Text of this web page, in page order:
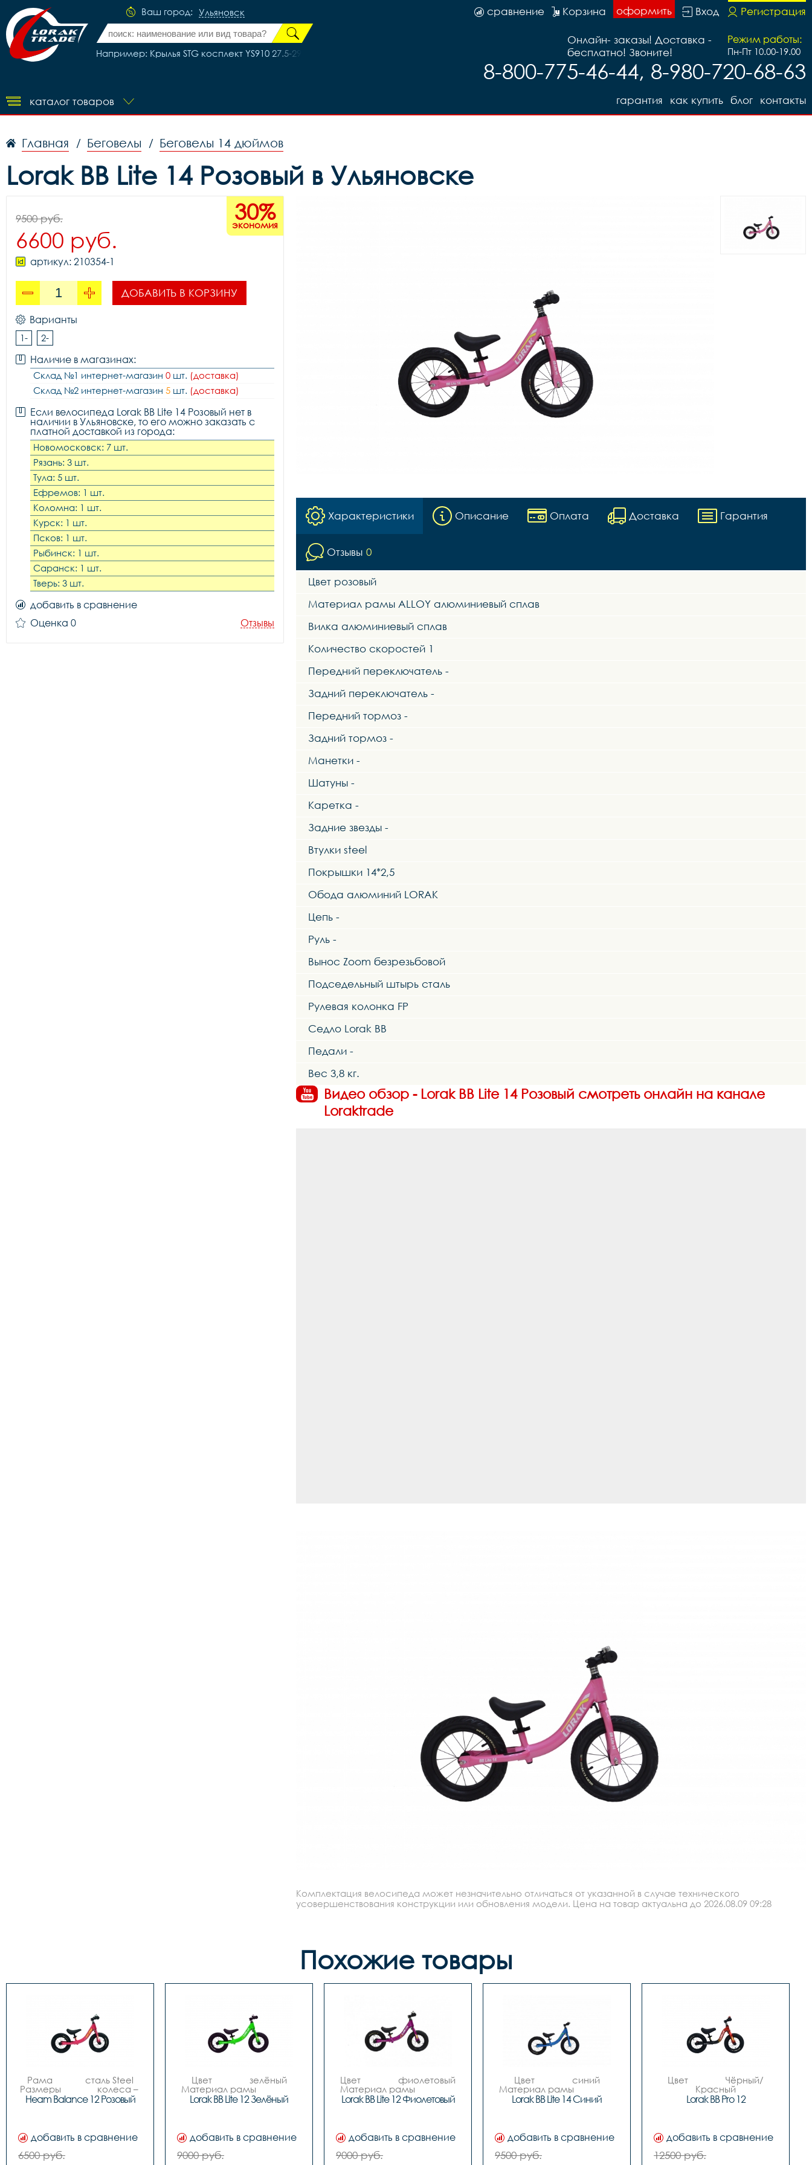
Ваш город: Ульяновск
Например: Крылья STG косплект YS910 27.5-29 X94992
Регистрация
Вход
оформить
Корзина
сравнение
Режим работы:
Пн-Пт 10.00-19.00
Онлайн- заказы! Доставка -
бесплатно! Звоните!
8-800-775-46-44, 8-980-720-68-63
каталог товаров контакты
блог
как купить
гарантия
Главная / Беговелы / Беговелы 14 дюймов
Lorak BB Lite 14 Розовый в Ульяновске
30%
экономия
9500 руб.
6600 руб.
артикул: 210354-1
ДОБАВИТЬ В КОРЗИНУ
Варианты
1- 2-
Наличие в магазинах:
Склад №1 интернет-магазин 0 шт. (доставка)
Склад №2 интернет-магазин 5 шт. (доставка)
Если велосипеда Lorak BB Lite 14 Розовый нет в
наличии в Ульяновске, то его можно заказать с
платной доставкой из города:
Новомосковск: 7 шт.
Рязань: 3 шт.
Тула: 5 шт.
Ефремов: 1 шт.
Коломна: 1 шт.
Курск: 1 шт.
Псков: 1 шт.
Рыбинск: 1 шт.
Саранск: 1 шт.
Тверь: 3 шт.
добавить в сравнение
Оценка 0
Отзывы
Характеристики Описание Оплата Доставка Гарантия
Отзывы 0
Цвет розовый
Материал рамы ALLOY алюминиевый сплав
Вилка алюминиевый сплав
Количество скоростей 1
Передний переключатель -
Задний переключатель -
Передний тормоз -
Задний тормоз -
Манетки -
Шатуны -
Каретка -
Задние звезды -
Втулки steel
Покрышки 14*2,5
Обода алюминий LORAK
Цепь -
Руль -
Вынос Zoom безрезьбовой
Подседельный штырь сталь
Рулевая колонка FP
Седло Lorak BB
Педали -
Вес 3,8 кг.
Видео обзор - Lorak BB Lite 14 Розовый смотреть онлайн на канале
Loraktrade
Комплектация велосипеда может незначительно отличаться от указанной в случае технического
усовершенствования конструкции или обновления модели. Цена на товар актуальна до 2026.08.09 09:28
Похожие товары
Рама		сталь Steel
Размеры		колеса –
12”
-
Передний переключатель
Манетки		-
Heam Balance 12 Розовый
добавить в сравнение
6500 руб.
Цвет 		зелёный
Материал рамы
ALLOY алюминиевый
Количество скоростей
1
Передний переключатель
Lorak BB Lite 12 Зелёный
добавить в сравнение
9000 руб.
Цвет 		фиолетовый
Материал рамы
ALLOY алюминиевый
Количество скоростей
1
Передний переключатель
Lorak BB Lite 12 Фиолетовый
добавить в сравнение
9000 руб.
Цвет 		синий
Материал рамы
ALLOY алюминиевый
Количество скоростей
1
Передний переключатель
Lorak BB Lite 14 Синий
добавить в сравнение
9500 руб.
Цвет 		Чёрный/
Красный
Материал рамы
сплав
Количество скоростей
Передний переключатель
Lorak BB Pro 12
добавить в сравнение
12500 руб.